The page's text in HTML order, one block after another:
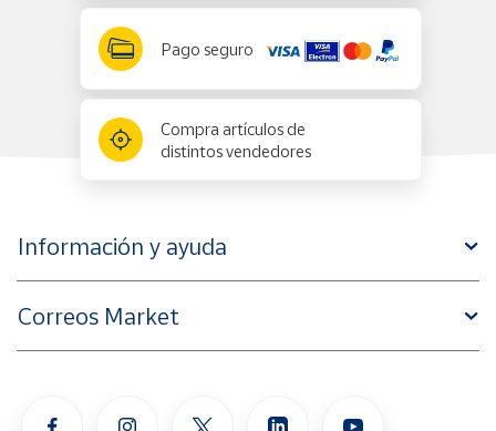
Pago seguro
Compra artículos de
distintos vendedores
Información y ayuda
Correos Market